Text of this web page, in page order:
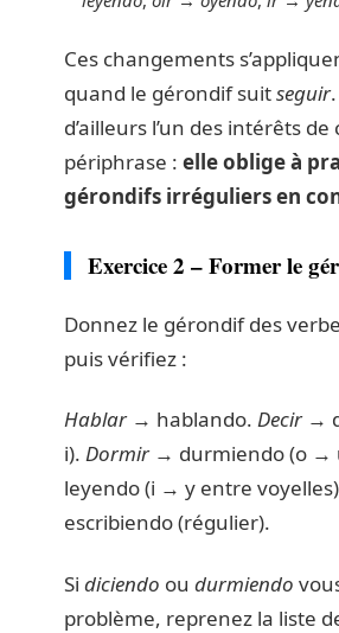
Ces changements
quand le gérondif suitseguir
d’ailleurs l’un des intérêts de
périphrase : elle oblige à
gérondifs irréguliers en
Exercice 2 – Former le
Donnez le gérondif des
puis vérifiez :
Hablar→ hablando. Decir→
i). Dormir→ durmiendo (o →
leyendo (i → y entre
escribiendo (régulier).
Si diciendo ou durmiendo
problème, reprenez la liste